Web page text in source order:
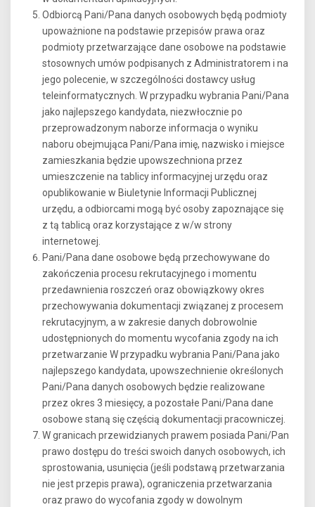
Odbiorcą Pani/Pana danych osobowych będą podmioty
upoważnione na podstawie przepisów prawa oraz
podmioty przetwarzające dane osobowe na podstawie
stosownych umów podpisanych z Administratorem i na
jego polecenie, w szczególności dostawcy usług
teleinformatycznych. W przypadku wybrania Pani/Pana
jako najlepszego kandydata, niezwłocznie po
przeprowadzonym naborze informacja o wyniku
naboru obejmująca Pani/Pana imię, nazwisko i miejsce
zamieszkania będzie upowszechniona przez
umieszczenie na tablicy informacyjnej urzędu oraz
opublikowanie w Biuletynie Informacji Publicznej
urzędu, a odbiorcami mogą być osoby zapoznające się
z tą tablicą oraz korzystające z w/w strony
internetowej.
Pani/Pana dane osobowe będą przechowywane do
zakończenia procesu rekrutacyjnego i momentu
przedawnienia roszczeń oraz obowiązkowy okres
przechowywania dokumentacji związanej z procesem
rekrutacyjnym, a w zakresie danych dobrowolnie
udostępnionych do momentu wycofania zgody na ich
przetwarzanie W przypadku wybrania Pani/Pana jako
najlepszego kandydata, upowszechnienie określonych
Pani/Pana danych osobowych będzie realizowane
przez okres 3 miesięcy, a pozostałe Pani/Pana dane
osobowe staną się częścią dokumentacji pracowniczej.
W granicach przewidzianych prawem posiada Pani/Pan
prawo dostępu do treści swoich danych osobowych, ich
sprostowania, usunięcia (jeśli podstawą przetwarzania
nie jest przepis prawa), ograniczenia przetwarzania
oraz prawo do wycofania zgody w dowolnym